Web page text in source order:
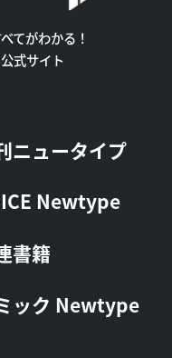
てがわかる！
式サイト
ニュータイプ
Newtype
書籍
ック Newtype